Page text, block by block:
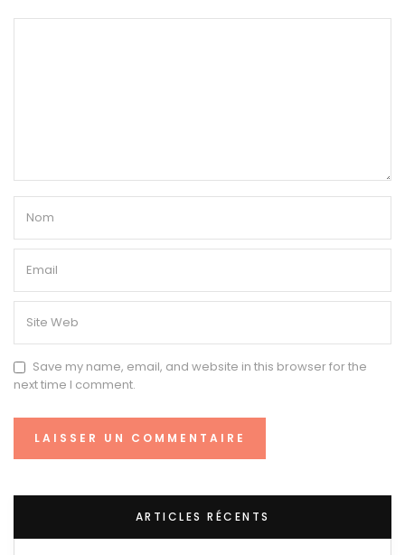
Save my name, email, and website in this browser for the
next time I comment.
ARTICLES RÉCENTS